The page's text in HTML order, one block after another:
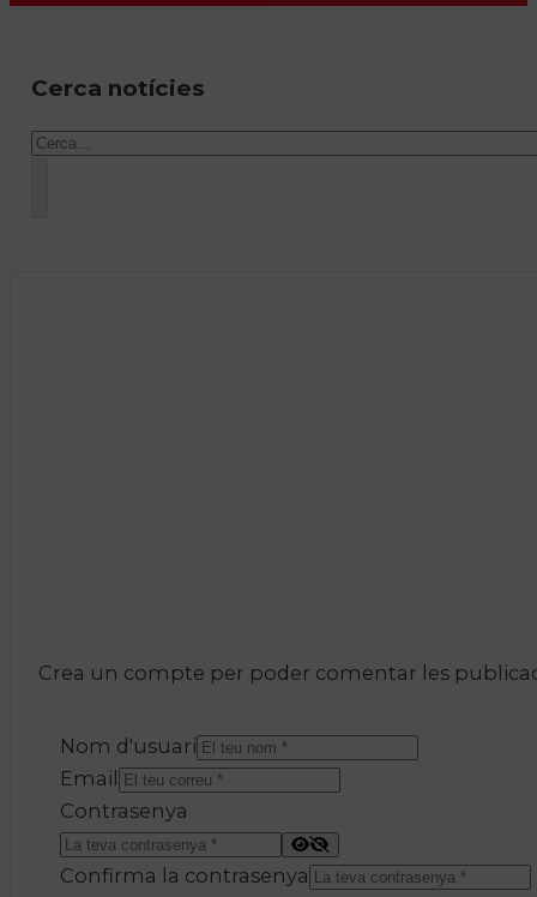
Cerca notícies
Cercar
Crea un compte per poder comentar les
Nom d'usuari
Email
Contrasenya
Confirma la contrasenya